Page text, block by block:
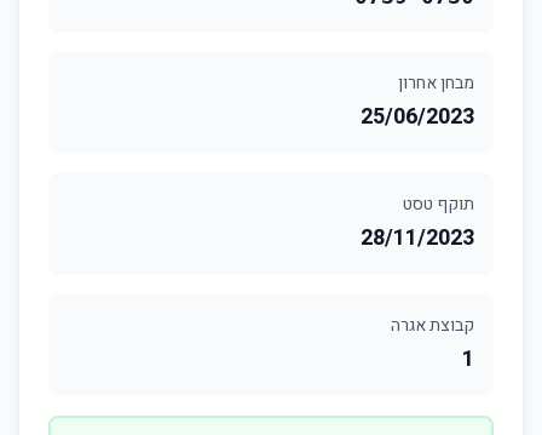
מבחן אחרון
25/06/2023
תוקף טסט
28/11/2023
קבוצת אגרה
1